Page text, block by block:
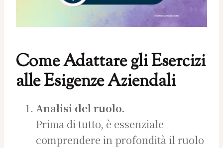
Come Adattare gli Esercizi
alle Esigenze Aziendali
Analisi del ruolo.
Prima di tutto, è essenziale
comprendere in profondità il ruolo